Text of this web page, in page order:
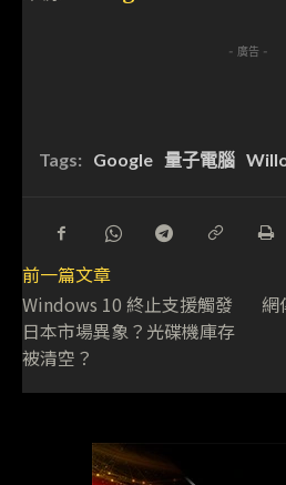
- 廣告 -
Tags: Google 量子電腦
前一篇文章
Windows 10 終止支援觸發
日本市場異象？光碟機庫存
被清空？
網